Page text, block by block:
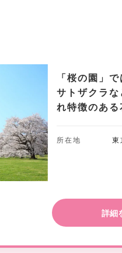
「桜の園」
サトザクラ
れ特徴のある
所在地
詳細